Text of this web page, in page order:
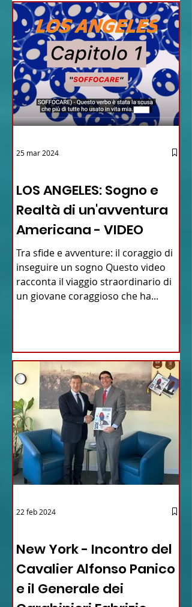
LOS ANGELES: Sogno e
Realtà di un'avventura
Americana - VIDEO
Tra sfide e avventure: il coraggio di
inseguire un sogno Questo video
racconta il viaggio straordinario di
un giovane coraggioso che ha...
25 mar 2024
New York - Incontro del
Cavalier Alfonso Panico
e il Generale dei
22 feb 2024